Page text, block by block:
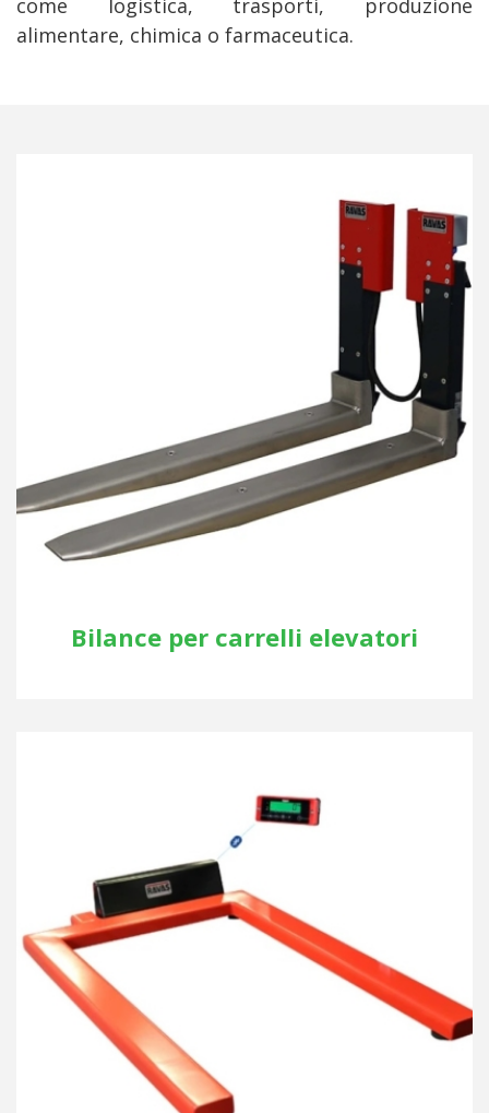
alimentare, chimica o farmaceutica.
Bilance per carrelli elevatori